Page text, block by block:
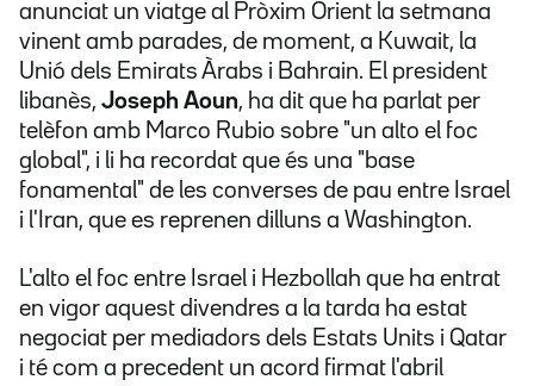
anunciat un viatge al Pròxim Orient la setmana
vinent amb parades, de moment, a Kuwait, la
Unió dels Emirats Àrabs i Bahrain. El president
libanès, Joseph Aoun, ha dit que ha parlat per
telèfon amb Marco Rubio sobre "un alto el foc
global", i li ha recordat que és una "base
fonamental" de les converses de pau entre Israel
i l'Iran, que es reprenen dilluns a Washington.
L'alto el foc entre Israel i Hezbollah que ha entrat
en vigor aquest divendres a la tarda ha estat
negociat per mediadors dels Estats Units i Qatar
i té com a precedent un acord firmat l'abril